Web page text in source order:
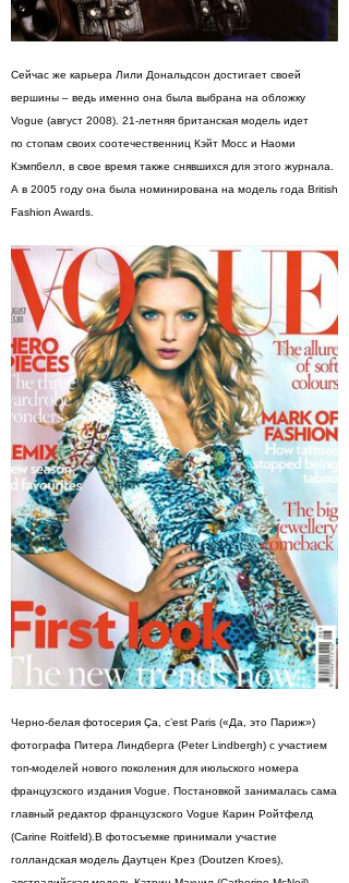
Сейчас же карьера Лили Дональдсон достигает своей
вершины – ведь именно она была выбрана на обложку
Vogue (август 2008). 21-летняя британская модель идет
по стопам своих соотечественниц Кэйт Мосс и Наоми
Кэмпбелл, в свое время также снявшихся для этого журнала.
А в 2005 году она была номинирована на модель года British
Fashion Awards.
Черно-белая фотосерия Ça, c’est Paris («Да, это Париж»)
фотографа Питера Линдберга (Peter Lindbergh) с участием
топ-моделей нового поколения для июльского номера
французского издания Vogue. Постановкой занималась сама
главный редактор французского Vogue Карин Ройтфелд
(Carine Roitfeld).В фотосъемке принимали участие
голландская модель Даутцен Крез (Doutzen Kroes),